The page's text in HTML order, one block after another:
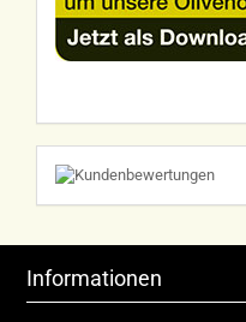
Informationen